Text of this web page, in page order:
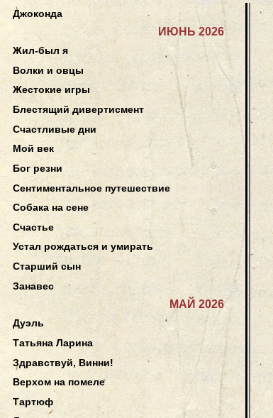
Джоконда
ИЮНЬ 2026
Жил-был я
Волки и овцы
Жестокие игры
Блестящий дивертисмент
Счастливые дни
Мой век
Бог резни
Сентиментальное путешествие
Собака на сене
Счастье
Устал рождаться и умирать
Старший сын
Занавес
МАЙ 2026
Дуэль
Татьяна Ларина
Здравствуй, Винни!
Верхом на помеле
Тартюф